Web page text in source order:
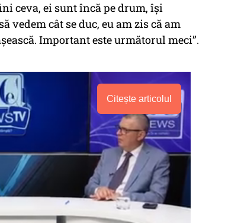
ceva, ei sunt încă pe drum, își
vedem cât se duc, eu am zis că am
Important este următorul meci”.
Citește articolul